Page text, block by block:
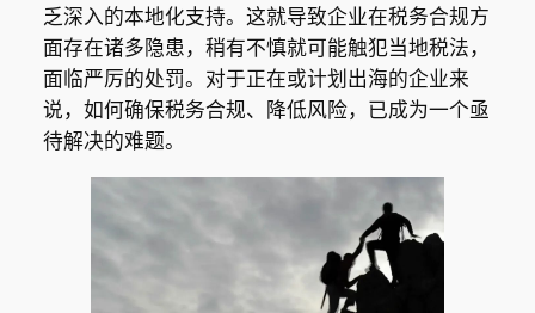
乏深入的本地化支持。这就导致企业在税务合规方
面存在诸多隐患，稍有不慎就可能触犯当地税法，
面临严厉的处罚。对于正在或计划出海的企业来
说，如何确保税务合规、降低风险，已成为一个亟
待解决的难题。